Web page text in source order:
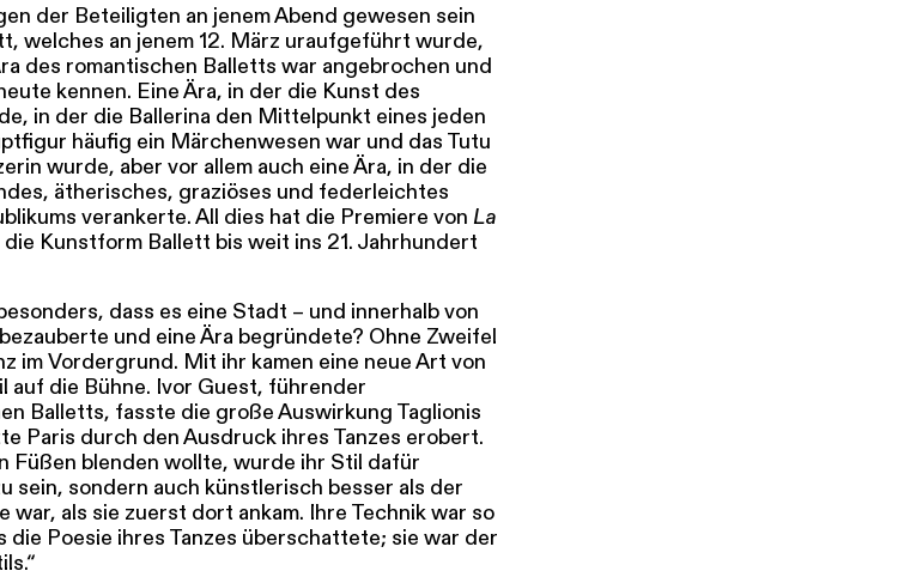
der Beteiligten an jenem Abend gewesen sein
welches an jenem 12. März uraufgeführt wurde,
des romantischen Balletts war angebrochen und
kennen. Eine Ära, in der die Kunst des
in der die Ballerina den Mittelpunkt eines jeden
häufig ein Märchenwesen war und das Tutu
wurde, aber vor allem auch eine Ära, in der die
ätherisches, graziöses und federleichtes
verankerte. All dies hat die Premiere von La
Kunstform Ballett bis weit ins 21. Jahrhundert
dass es eine Stadt – und innerhalb von
und eine Ära begründete? Ohne Zweifel
im Vordergrund. Mit ihr kamen eine neue Art von
auf die Bühne. Ivor Guest, führender
Balletts, fasste die große Auswirkung Taglionis
Paris durch den Ausdruck ihres Tanzes erobert.
Füßen blenden wollte, wurde ihr Stil dafür
sein, sondern auch künstlerisch besser als der
war, als sie zuerst dort ankam. Ihre Technik war so
die Poesie ihres Tanzes überschattete; sie war der